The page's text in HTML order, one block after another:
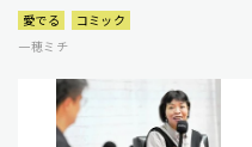
愛でる
コミック
一穂ミチ